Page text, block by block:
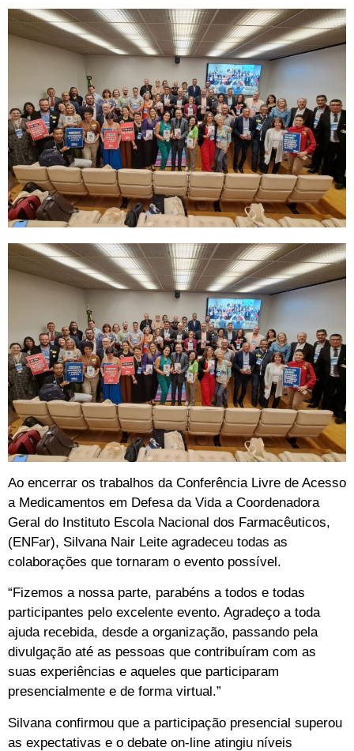
Ao encerrar os trabalhos da Conferência Livre de Acesso
a Medicamentos em Defesa da Vida a Coordenadora
Geral do Instituto Escola Nacional dos Farmacêuticos,
(ENFar), Silvana Nair Leite agradeceu todas as
colaborações que tornaram o evento possível.
“Fizemos a nossa parte, parabéns a todos e todas
participantes pelo excelente evento. Agradeço a toda
ajuda recebida, desde a organização, passando pela
divulgação até as pessoas que contribuíram com as
suas experiências e aqueles que participaram
presencialmente e de forma virtual.”
Silvana confirmou que a participação presencial superou
as expectativas e o debate on-line atingiu níveis